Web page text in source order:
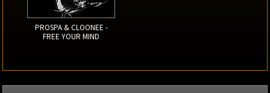
PROSPA & CLOONEE -
FREE YOUR MIND